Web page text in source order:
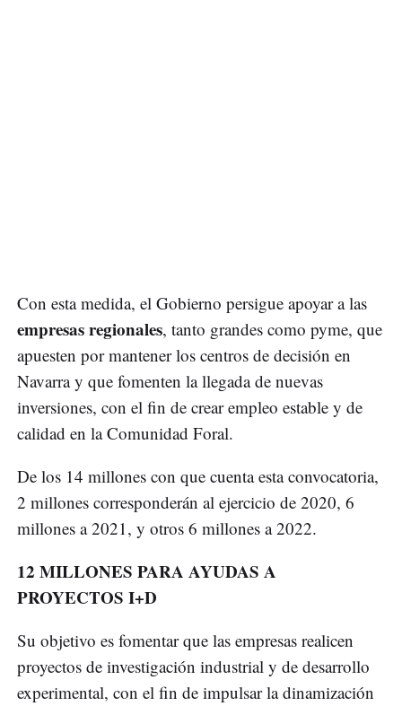
Con esta medida, el Gobierno persigue apoyar a las
empresas regionales, tanto grandes como pyme, que
apuesten por mantener los centros de decisión en
Navarra y que fomenten la llegada de nuevas
inversiones, con el fin de crear empleo estable y de
calidad en la Comunidad Foral.
De los 14 millones con que cuenta esta convocatoria,
2 millones corresponderán al ejercicio de 2020, 6
millones a 2021, y otros 6 millones a 2022.
12 MILLONES PARA AYUDAS A
PROYECTOS I+D
Su objetivo es fomentar que las empresas realicen
proyectos de investigación industrial y de desarrollo
experimental, con el fin de impulsar la dinamización